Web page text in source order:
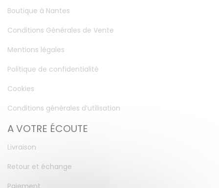
Boutique à Nantes
Conditions Générales de Vente
Mentions légales
Politique de confidentialité
Cookies
Conditions générales d’utilisation
A VOTRE ÉCOUTE
Livraison
Retour et échange